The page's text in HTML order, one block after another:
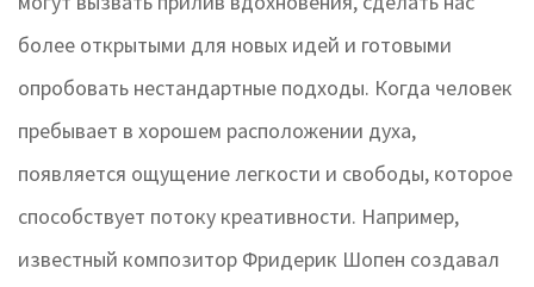
более открытыми для новых идей и готовыми
опробовать нестандартные подходы. Когда человек
пребывает в хорошем расположении духа,
появляется ощущение легкости и свободы, которое
способствует потоку креативности. Например,
известный композитор Фридерик Шопен создавал